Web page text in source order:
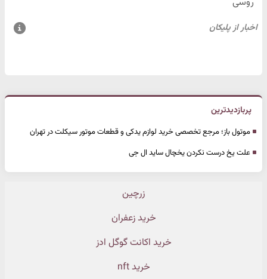
پربازدیدترین
موتول باز؛ مرجع تخصصی خرید لوازم یدکی و قطعات موتور سیکلت در تهران
علت یخ درست نکردن یخچال ساید ال جی
زرچین
خرید زعفران
خرید اکانت گوگل ادز
خرید nft